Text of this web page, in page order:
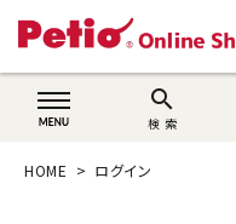
search
検 索
HOME ログイン